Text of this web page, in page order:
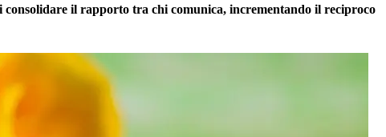
consolidare il rapporto tra chi comunica, incrementando il reciproco